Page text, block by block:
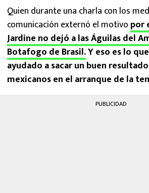
Quien durante una charla con los
comunicación externó el motivo por
Jardine no dejó a las Águilas del
Botafogo de Brasil.Y eso es lo
ayudado a sacar un buen
mexicanos en el arranque de la
PUBLICIDAD